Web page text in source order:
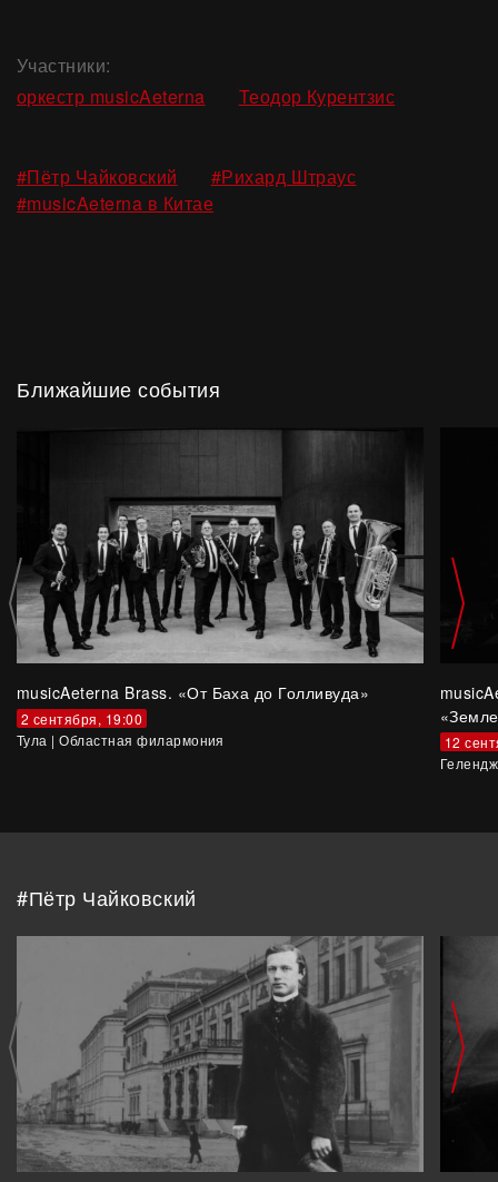
Участники:
оркестр musicAeterna
,Теодор Курентзис
#Пётр Чайковский ,#Рихард Штраус
#musicAeterna в Китае
Ближайшие события
musicAeterna Brass. «От Баха до Голливуда»
2 сентября, 19:00
Тула |Областная филармония
12
#Пётр Чайковский